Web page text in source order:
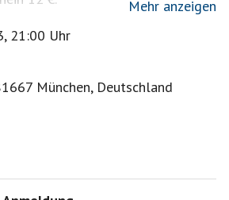
ist mein absoluter Favorit,
mit 3 verschiedenen
ist für jeden was dabei! 😎
Gemischt - alles was tanzbar ist!
vom Feinsten - von Hardrock
Electro vom Feinsten - von
Mehr anzeigen
21:00 Uhr
München, Deutschland